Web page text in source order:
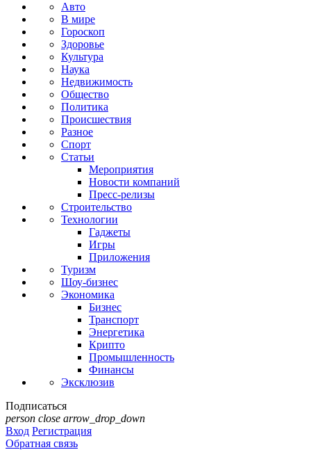
Авто
В мире
Гороскоп
Здоровье
Культура
Наука
Недвижимость
Общество
Политика
Происшествия
Разное
Спорт
Статьи
Мероприятия
Новости компаний
Пресс-релизы
Строительство
Технологии
Гаджеты
Игры
Приложения
Туризм
Шоу-бизнес
Экономика
Бизнес
Транспорт
Энергетика
Крипто
Промышленность
Финансы
Эксклюзив
Подписаться
person close arrow_drop_down
Вход Регистрация
Обратная связь